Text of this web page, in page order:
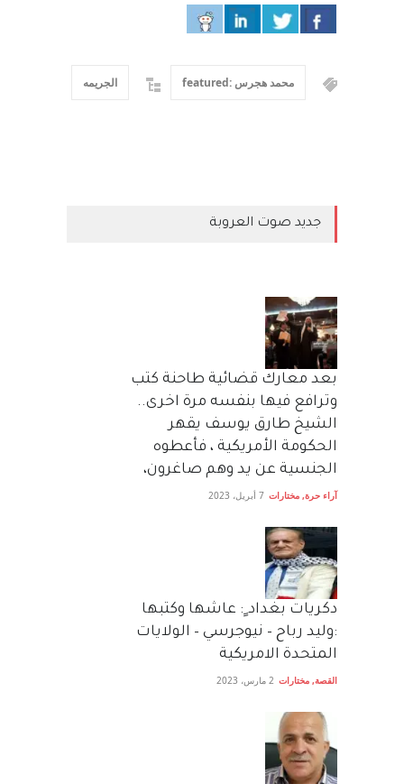
محمد هجرس :featured الجريمه
جديد صوت العروبة
بعد معارك قضائية طاحنة كتب
وترافع فيها بنفسه مرة اخرى..
الشيخ طارق يوسف يقهر
الحكومة الأمريكية ، فأعطوه
الجنسية عن يد وهم صاغرون،
آراء حرة, مختارات 7 أبريل، 2023
دكريات بغداد ٍ: عاشها وكتبها
:وليد رباح – نيوجرسي – الولايات
المتحدة الامريكية
القصة, مختارات 2 مارس، 2023